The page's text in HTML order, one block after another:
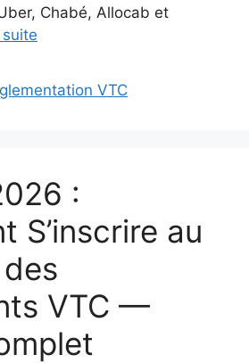
Chabé, Allocab et
VTC
:
S’inscrire au
VTC —